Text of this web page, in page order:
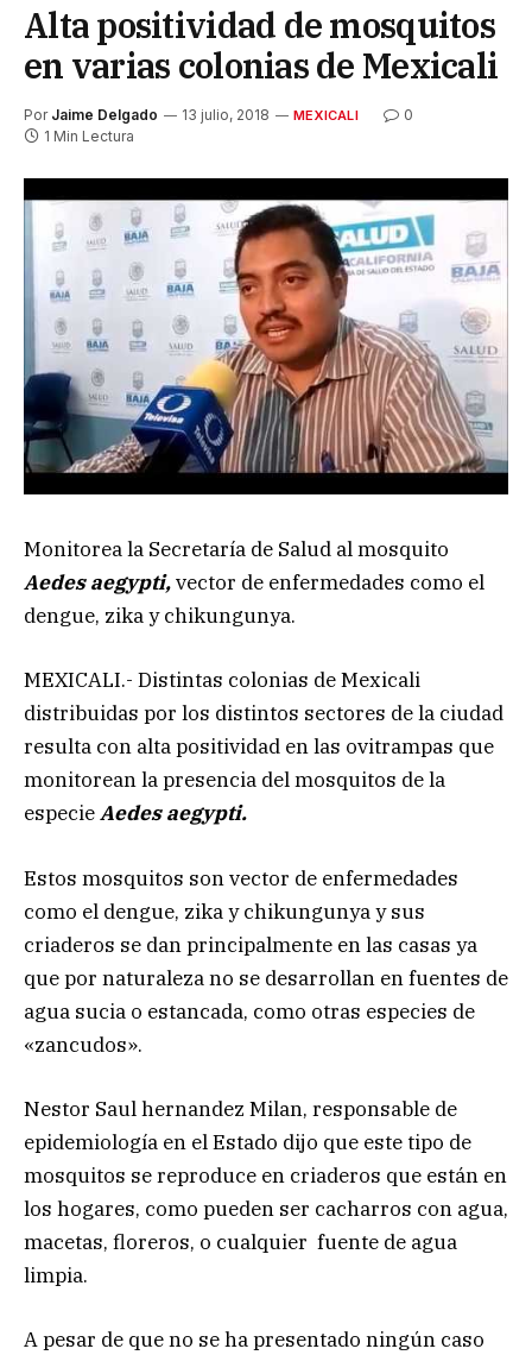
Alta positividad de mosquitos
en varias colonias de Mexicali
Por Jaime Delgado 13 julio, 2018 MEXICALI
0
1 Min Lectura
Monitorea la Secretaría de Salud al mosquito
Aedes aegypti,vector de enfermedades como el
dengue, zika y chikungunya.
MEXICALI.- Distintas colonias de Mexicali
distribuidas por los distintos sectores de la ciudad
resulta con alta positividad en las ovitrampas que
monitorean la presencia del mosquitos de la
especieAedes aegypti.
Estos mosquitos son vector de enfermedades
como el dengue, zika y chikungunya y sus
criaderos se dan principalmente en las casas ya
que por naturaleza no se desarrollan en fuentes de
agua sucia o estancada, como otras especies de
«zancudos».
Nestor Saul hernandez Milan, responsable de
epidemiología en el Estado dijo que este tipo de
mosquitos se reproduce en criaderos que están en
los hogares, como pueden ser cacharros con agua,
macetas, floreros, o cualquier fuente de agua
limpia.
A pesar de que no se ha presentado ningún caso